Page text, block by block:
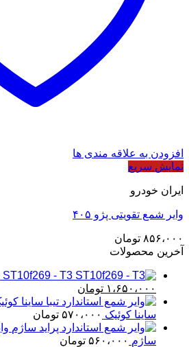
افزودن به علاقه مندی ها
نمایش سریع
ایران خودرو
وایر شمع تقویتی پژو ۴۰۵
۸۵۶،۰۰۰ تومان
آخرین محصولات
ST10f269 - T3
قیمت
اصلی
۲،۲۰۰،۰۰۰ تومان
بود.
۱،۶۵۰،۰۰۰ تومان
فعلی
است.
ساینا کوئیک ۵۷۰،۰۰۰ تومان
ساژم ۵۶۰،۰۰۰ تومان